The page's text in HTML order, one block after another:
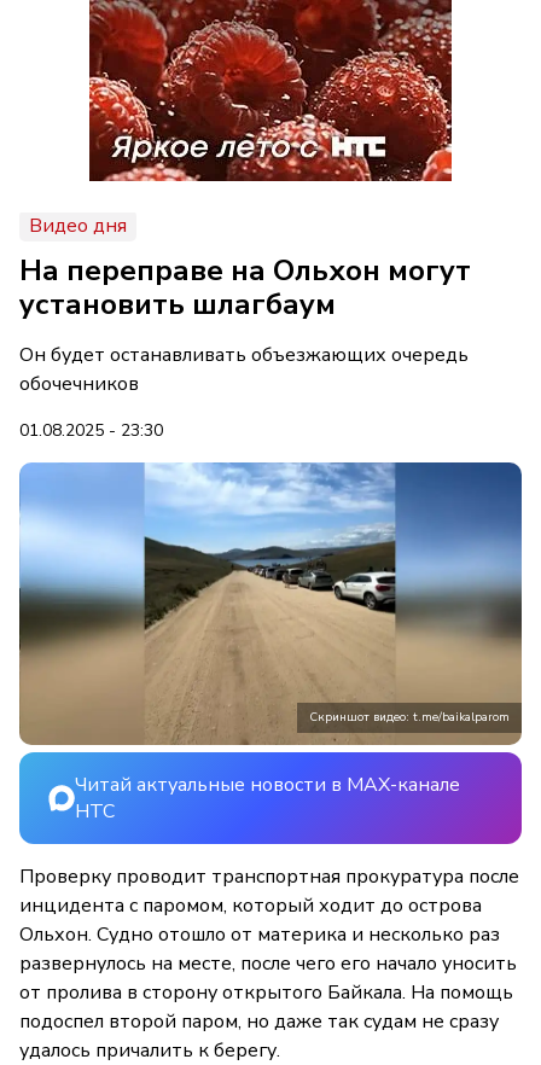
Видео дня
На переправе на Ольхон могут
установить шлагбаум
Он будет останавливать объезжающих очередь
обочечников
01.08.2025 - 23:30
Скриншот видео: t.me/baikalparom
Читай актуальные новости в MAX-канале
НТС
Проверку проводит транспортная прокуратура после
инцидента с паромом, который ходит до острова
Ольхон. Судно отошло от материка и несколько раз
развернулось на месте, после чего его начало уносить
от пролива в сторону открытого Байкала. На помощь
подоспел второй паром, но даже так судам не сразу
удалось причалить к берегу.